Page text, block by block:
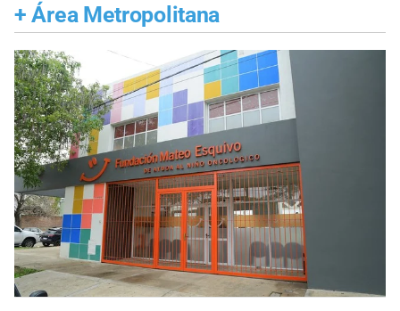
+ Área Metropolitana